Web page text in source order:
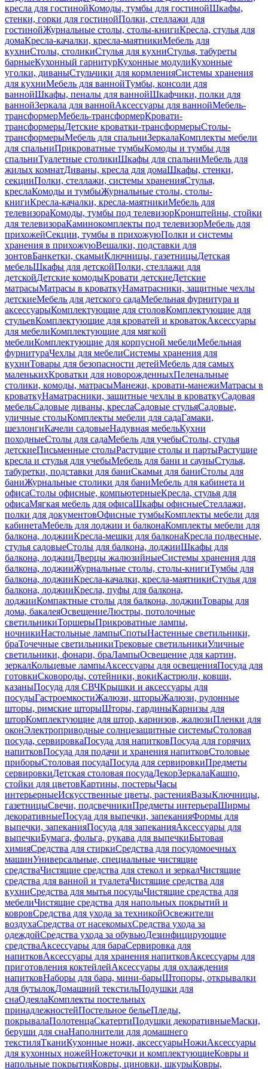
кресла для гостинойКомоды, тумбы для гостинойШкафы,
стенки, горки для гостинойПолки, стеллажи для
гостинойЖурнальные столы, столы-книгиКресла, стулья для
домаКресла-качалки, кресла-маятникиМебель для
кухниСтолы, столикиСтулья для кухниСтулья, табуреты
барныеКухонный гарнитурКухонные модулиКухонные
уголки, диваныСтульчики для кормленияСистемы хранения
для кухниМебель для ваннойТумбы, консоли для
ваннойШкафы, пеналы для ваннойШкафчики, полки для
ваннойЗеркала для ваннойАксессуары для ваннойМебель-
трансформерМебель-трансформерКровати-
трансформерыДетские кроватки-трансформерыСтолы-
трансформерыМебель для спальниЗеркалаКомплекты мебели
для спальниПрикроватные тумбыКомоды и тумбы для
спальниТуалетные столикиШкафы для спальниМебель для
жилых комнатДиваны, кресла для домаШкафы, стенки,
секцииПолки, стеллажи, системы храненияСтулья,
креслаКомоды и тумбыЖурнальные столы, столы-
книгиКресла-качалки, кресла-маятникиМебель для
телевизораКомоды, тумбы под телевизорКронштейны, стойки
для телевизораКаминокомплекты под телевизорМебель для
прихожейСекции, тумбы в прихожуюПолки и системы
хранения в прихожуюВешалки, подставки для
зонтовБанкетки, скамьиКлючницы, газетницыДетская
мебельШкафы для детскойПолки, стеллажи для
детскойДетские комодыКровати детскиеДетские
матрасыМатрасы в кроваткуНаматрасники, защитные чехлы
детскиеМебель для детского садаМебельная фурнитура и
аксессуарыКомплектующие для столовКомплектующие для
стульевКомплектующие для кроватей и кроватокАксессуары
для мебелиКомплектующие для мягкой
мебелиКомплектующие для корпусной мебелиМебельная
фурнитураЧехлы для мебелиСистемы хранения для
кухниТовары для безопасности детейМебель для самых
маленькихКроватки для новорожденныхПеленальные
столики, комоды, матрасыМанежи, кровати-манежиМатрасы в
кроваткуНаматрасники, защитные чехлы в кроваткуСадовая
мебельСадовые диваны, креслаСадовые стульяСадовые,
уличные столыКомплекты мебели для садаГамаки,
шезлонгиКачели садовыеНадувная мебельКухни
походныеСтолы для садаМебель для учебыСтолы, стулья
детскиеПисьменные столыРастущие столы и партыРастущие
кресла и стулья для учебыМебель для бани и сауныСтулья,
табуретки, подставки для баниСкамьи для баниСтолы для
баниЖурнальные столики для баниМебель для кабинета и
офисаСтолы офисные, компьютерныеКресла, стулья для
офисаМягкая мебель для офисаШкафы офисныеСтеллажи,
полки для документовОфисные тумбыКомплекты мебели для
кабинетаМебель для лоджии и балконаКомплекты мебели для
балкона, лоджииКресла-мешки для балконаКресла подвесные,
стулья садовыеСтолы для балкона, лоджииШкафы для
балкона, лоджииДверцы жалюзийныеСистемы хранения для
балкона, лоджииЖурнальные столы, столы-книгиТумбы для
балкона, лоджииКресла-качалки, кресла-маятникиСтулья для
балкона, лоджииКресла, пуфы для балкона,
лоджииКомпактные столы для балкона, лоджииТовары для
дома, бакалеяОсвещениеЛюстры, потолочные
светильникиТоршерыПрикроватные лампы,
ночникиНастольные лампыСпотыНастенные светильники,
браТочечные светильникиТрековые светильникиУличные
светильники, фонари, браЛампыОсвещение для картин,
зеркалКольцевые лампыАксессуары для освещенияПосуда для
готовкиСковороды, сотейники, вокиКастрюли, ковши,
казаныПосуда для СВЧКрышки и аксессуары для
посудыГастроемкостиЖалюзи, шторыЖалюзи, рулонные
шторы, римские шторыШторы, гардиныКарнизы для
шторКомплектующие для штор, карнизов, жалюзиПленки для
оконЭлектроприводные солнцезащитные системыСтоловая
посуда, сервировкаПосуда для напитковПосуда для горячих
напитковПосуда для подачи и хранения напитковСтоловые
приборыСтоловая посудаПосуда для сервировкиПредметы
сервировкиДетская столовая посудаДекорЗеркалаКашпо,
стойки для цветовКартины, постерыЧасы
интерьерныеИскусственные цветы, растенияВазыКлючницы,
газетницыСвечи, подсвечникиПредметы интерьераШирмы
декоративныеПосуда для выпечки, запеканияФормы для
выпечки, запеканияПосуда для запеканияАксессуары для
выпечкиБумага, фольга, рукава для выпечкиБытовая
химияСредства для стиркиСредства для посудомоечных
машинУниверсальные, специальные чистящие
средстваЧистящие средства для стекол и зеркалЧистящие
средства для ванной и туалетаЧистящие средства для
кухниСредства для мытья посудыЧистящие средства для
мебелиЧистящие средства для напольных покрытий и
ковровСредства для ухода за техникойОсвежители
воздухаСредства от насекомыхСредства ухода за
одеждойСредства ухода за обувьюДезинфицирующие
средстваАксессуары для бараСервировка для
напитковАксессуары для хранения напитковАксессуары для
приготовления коктейлейАксессуары для охлаждения
напитковНаборы для бара, мини-барыШтопоры, открывалки
для бутылокДомашний текстильПодушки для
снаОдеялаКомплекты постельных
принадлежностейПостельное бельеПледы,
покрывалаПолотенцаСкатертиПодушки декоративныеМаски,
беруши для снаНаполнители для домашнего
текстиляТканиКухонные ножи, аксессуарыНожиАксессуары
для кухонных ножейНожеточки и комплектующиеКовры и
напольные покрытияКовры, циновки, шкурыКовры,